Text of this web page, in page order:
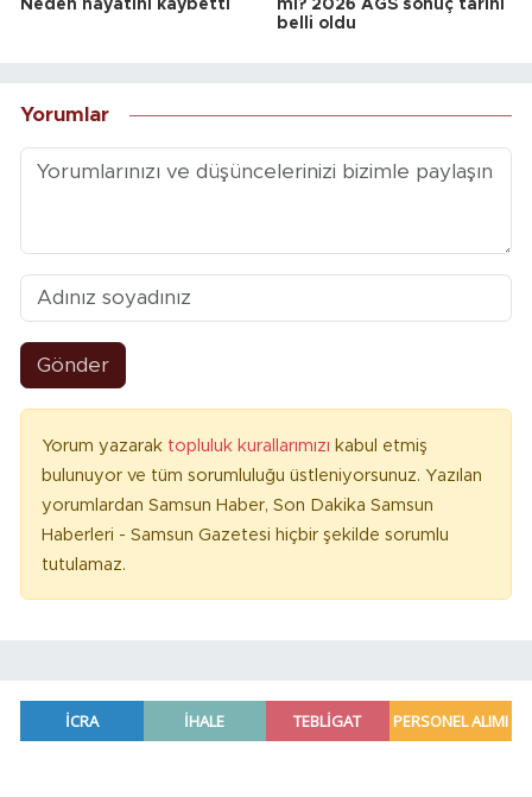
Neden hayatını kaybetti
mı? 2026 AGS sonuç tarihi
belli oldu
Yorumlar
Gönder
Yorum yazarak topluluk kurallarımızı kabul etmiş
bulunuyor ve tüm sorumluluğu üstleniyorsunuz. Yazılan
yorumlardan Samsun Haber, Son Dakika Samsun
Haberleri - Samsun Gazetesi hiçbir şekilde sorumlu
tutulamaz.